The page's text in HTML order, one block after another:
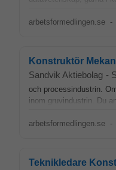
arbetsformedlingen.se -
Konstruktör
Sandvik Aktiebolag -
och processindustrin.
inom gruvindustrin. Du
arbetsformedlingen.se -
Teknikledare